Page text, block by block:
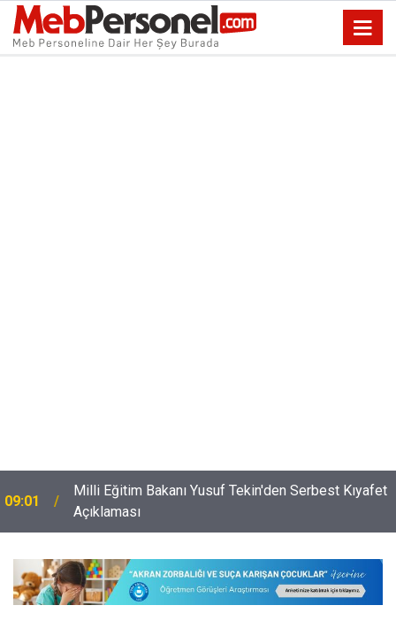
09:01
Milli Eğitim Bakanı Yusuf Tekin'den Serbest Kıyafet
Açıklaması